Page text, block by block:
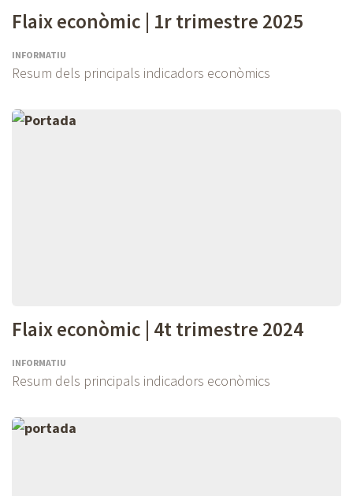
Flaix econòmic | 1r trimestre 2025
INFORMATIU
Resum dels principals indicadors econòmics
Flaix econòmic | 4t trimestre 2024
INFORMATIU
Resum dels principals indicadors econòmics